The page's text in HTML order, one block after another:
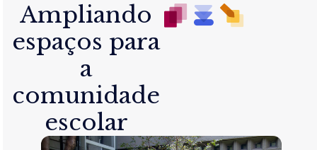
Ampliando
espaços para
a
comunidade
escolar